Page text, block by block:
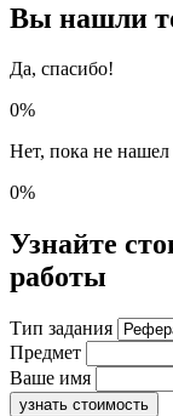
Вы нашли
Да, спасибо!
0%
Нет, пока не нашел
0%
Узнайте
работы
Тип задания
Предмет
Ваше имя
узнать стоимость